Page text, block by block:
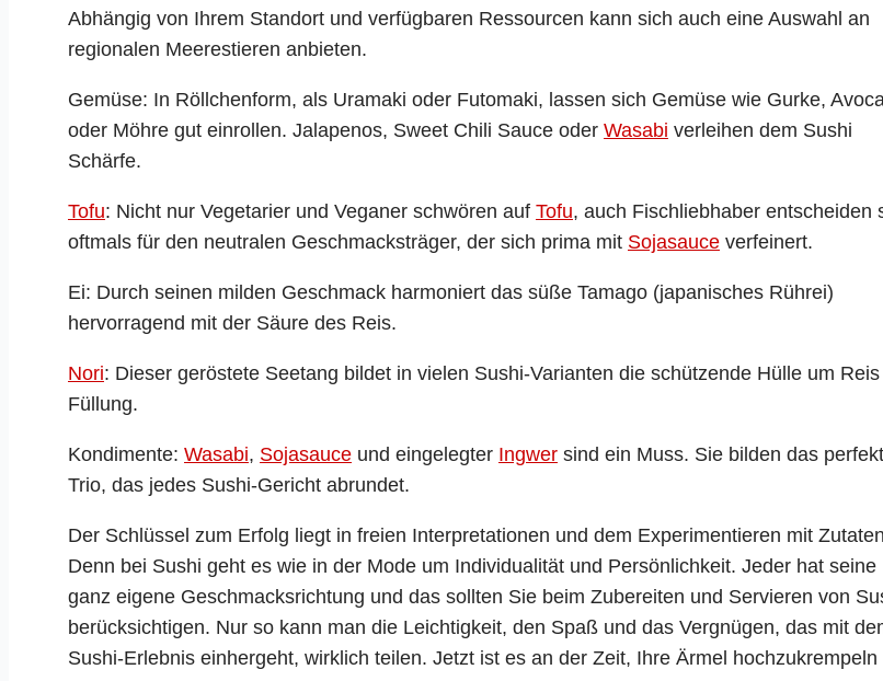
Abhängig von Ihrem Standort und verfügbaren Ressourcen kann sich auch eine Auswahl an
regionalen Meerestieren anbieten.
Gemüse: In Röllchenform, als Uramaki oder Futomaki, lassen sich Gemüse wie Gurke,
oder Möhre gut einrollen. Jalapenos, Sweet Chili Sauce oder Wasabi verleihen dem Sushi
Schärfe.
Tofu: Nicht nur Vegetarier und Veganer schwören auf Tofu, auch Fischliebhaber entscheiden
oftmals für den neutralen Geschmacksträger, der sich prima mit Sojasauce verfeinert.
Ei: Durch seinen milden Geschmack harmoniert das süße Tamago (japanisches Rührei)
hervorragend mit der Säure des Reis.
Nori: Dieser geröstete Seetang bildet in vielen Sushi-Varianten die schützende Hülle um
Füllung.
Kondimente: Wasabi, Sojasauce und eingelegter Ingwer sind ein Muss. Sie bilden das
Trio, das jedes Sushi-Gericht abrundet.
Der Schlüssel zum Erfolg liegt in freien Interpretationen und dem Experimentieren mit
Denn bei Sushi geht es wie in der Mode um Individualität und Persönlichkeit. Jeder hat seine
ganz eigene Geschmacksrichtung und das sollten Sie beim Zubereiten und Servieren von
berücksichtigen. Nur so kann man die Leichtigkeit, den Spaß und das Vergnügen, das mit
Sushi-Erlebnis einhergeht, wirklich teilen. Jetzt ist es an der Zeit, Ihre Ärmel hochzukrempeln